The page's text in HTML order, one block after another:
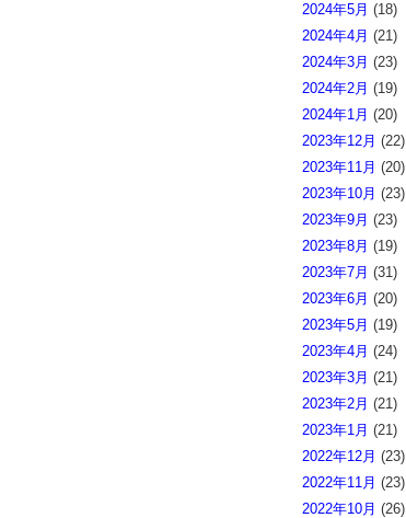
2024年5月 (18)
2024年4月 (21)
2024年3月 (23)
2024年2月 (19)
2024年1月 (20)
2023年12月 (22)
2023年11月 (20)
2023年10月 (23)
2023年9月 (23)
2023年8月 (19)
2023年7月 (31)
2023年6月 (20)
2023年5月 (19)
2023年4月 (24)
2023年3月 (21)
2023年2月 (21)
2023年1月 (21)
2022年12月 (23)
2022年11月 (23)
2022年10月 (26)